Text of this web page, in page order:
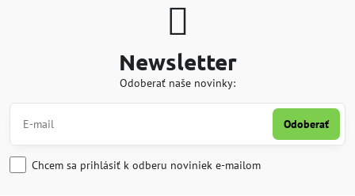
Newsletter
Odoberať naše novinky:
Odoberať
Chcem sa prihlásiť k odberu noviniek e-mailom